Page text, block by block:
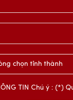
chọn tỉnh thành
TIN Chú ý : (*)